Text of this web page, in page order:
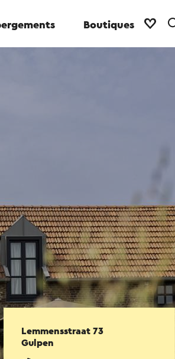
Boutiques
Lemmensstraat 73
Gulpen